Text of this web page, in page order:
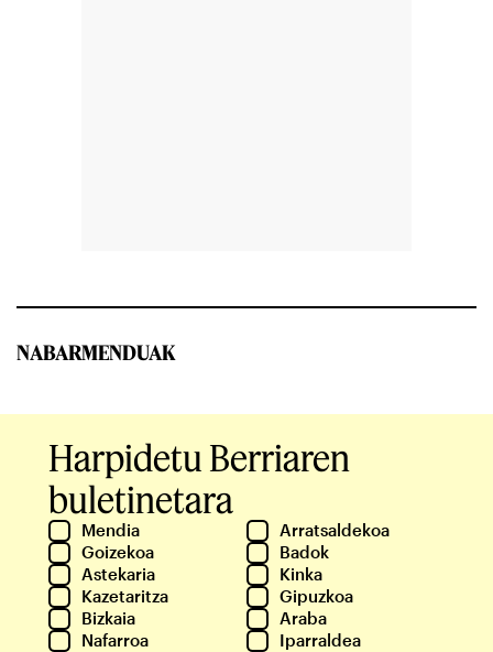
NABARMENDUAK
Harpidetu Berriaren
buletinetara
Mendia
Arratsaldekoa
Goizekoa
Badok
Astekaria
Kinka
Kazetaritza
Gipuzkoa
Bizkaia
Araba
Nafarroa
Iparraldea